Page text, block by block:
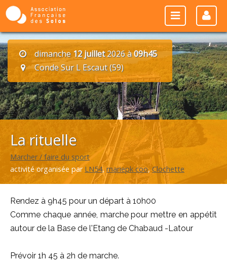
dimanche 12 juillet2026 à09h45
Conde Sur L Escaut (59)
La rituelle
Marcher / faire du sport
activité organisée par LN54, mariepk coo,Clochette
Rendez à 9h45 pour un départ à 10h00
Comme chaque année, marche pour mettre en appétit
autour de la Base de l'Etang de Chabaud -Latour
Prévoir 1h 45 à 2h de marche.